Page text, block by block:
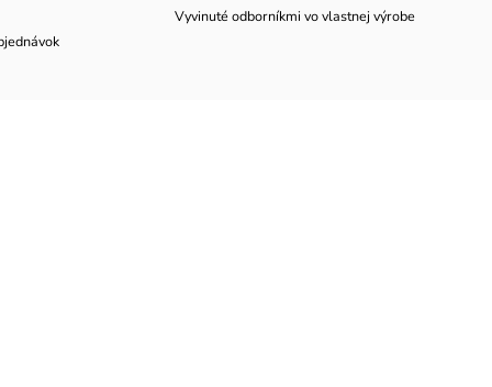
Vyvinuté odborníkmi vo vlastnej výrobe